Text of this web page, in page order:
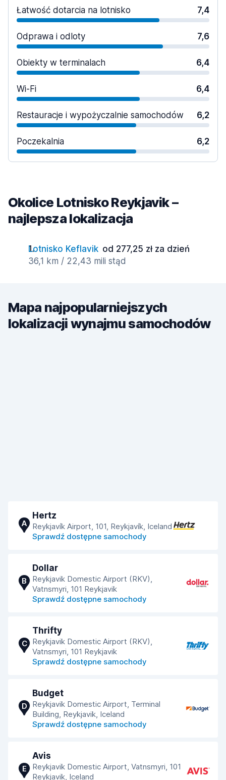
Łatwość dotarcia na lotnisko 7,4
Odprawa i odloty 7,6
Obiekty w terminalach 6,4
Wi-Fi 6,4
Restauracje i wypożyczalnie samochodów 6,2
Poczekalnia 6,2
Okolice Lotnisko Reykjavik –
najlepsza lokalizacja
Lotnisko Keflavik od 277,25 zł za dzień
36,1 km / 22,43 mili stąd
Mapa najpopularniejszych
lokalizacji wynajmu samochodów
A
Hertz
Reykjavík Airport, 101, Reykjavík, Iceland
Sprawdź dostępne samochody
B
Dollar
Reykjavik Domestic Airport (RKV),
Vatnsmyri, 101 Reykjavik
Sprawdź dostępne samochody
C
Thrifty
Reykjavik Domestic Airport (RKV),
Vatnsmyri, 101 Reykjavik
Sprawdź dostępne samochody
D
Budget
Reykjavik Domestic Airport, Terminal
Building, Reykjavik, Iceland
Sprawdź dostępne samochody
E
Avis
Reykjavik Domestic Airport, Vatnsmyri, 101
Reykjavik, Iceland